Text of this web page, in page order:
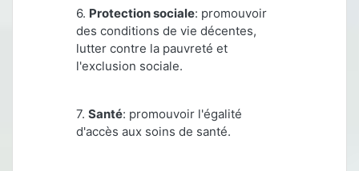
6. Protection sociale: promouvoir
des conditions de vie décentes,
lutter contre la pauvreté et
l'exclusion sociale.
7. Santé: promouvoir l'égalité
d'accès aux soins de santé.